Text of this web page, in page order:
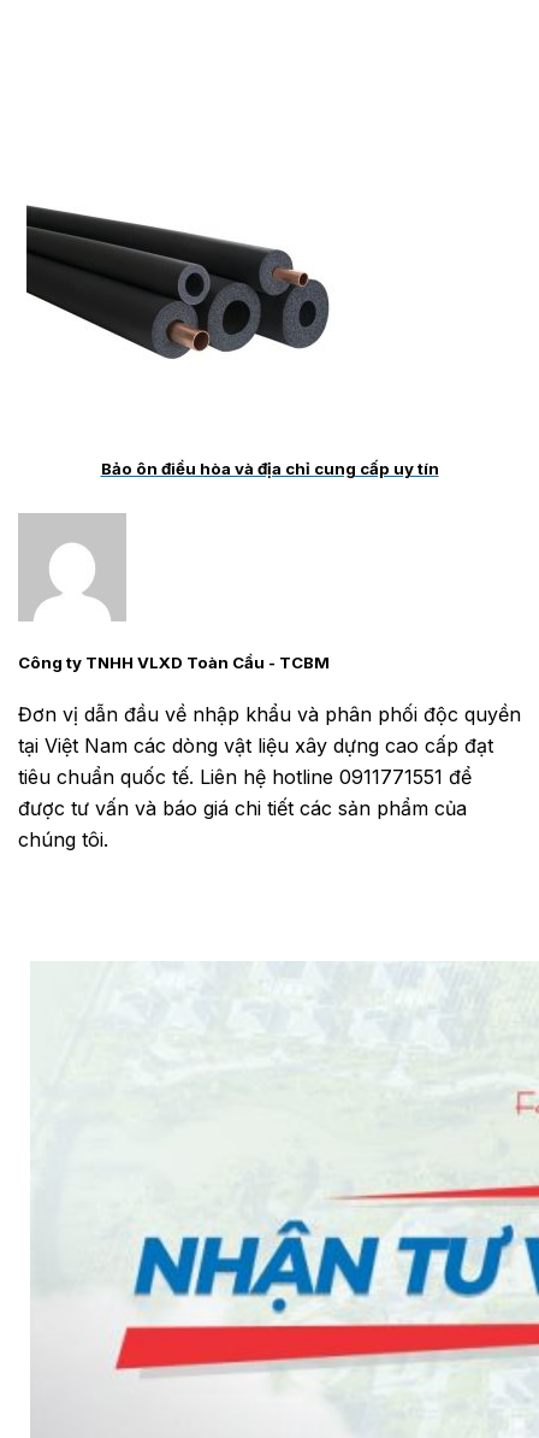
Bảo ôn điều hòa và địa chỉ cung cấp uy tín
Công ty TNHH VLXD Toàn Cầu - TCBM
Đơn vị dẫn đầu về nhập khẩu và phân phối độc quyền
tại Việt Nam các dòng vật liệu xây dựng cao cấp đạt
tiêu chuẩn quốc tế. Liên hệ hotline 0911771551 để
được tư vấn và báo giá chi tiết các sản phẩm của
chúng tôi.